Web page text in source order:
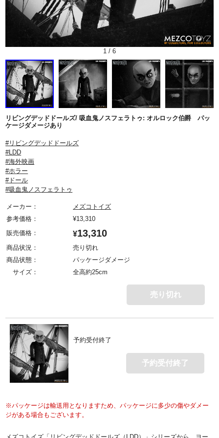
1 / 6
リビングデッドドールズ/ 吸血鬼ノスフェラトゥ: オルロック伯爵 パッ
ケージダメージあり
#リビングデッドドールズ
#LDD
#海外映画
#ホラー
#ドール
#吸血鬼ノスフェラトゥ
メーカー：
メズコトイズ
参考価格：
¥13,310
販売価格：
¥13,310
商品状況：
売り切れ
商品状態：
パッケージダメージ
サイズ：
全高約25cm
売り切れ
予約受付終了
予約受付終了
※パッケージは輸送用となりますため、パッケージに多少の傷やダメー
ジがある場合もございます。